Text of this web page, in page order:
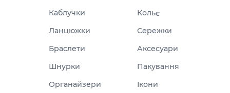
Каблучки
Кольє
Ланцюжки
Сережки
Браслети
Аксесуари
Шнурки
Пакування
Органайзери
Ікони